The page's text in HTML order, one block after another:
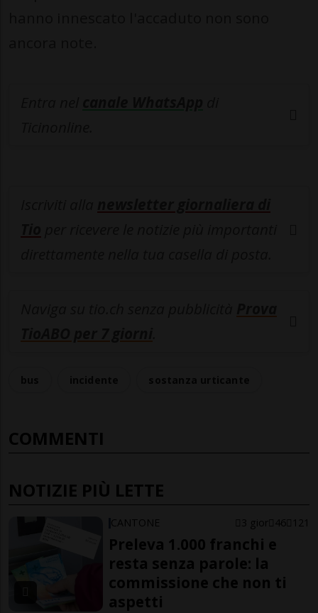
COMMENTI
NOTIZIE PIÙ LETTE
CANTONE 3 gior 46 121
Preleva 1.000 franchi e
resta senza parole: la
commissione che non ti
aspetti